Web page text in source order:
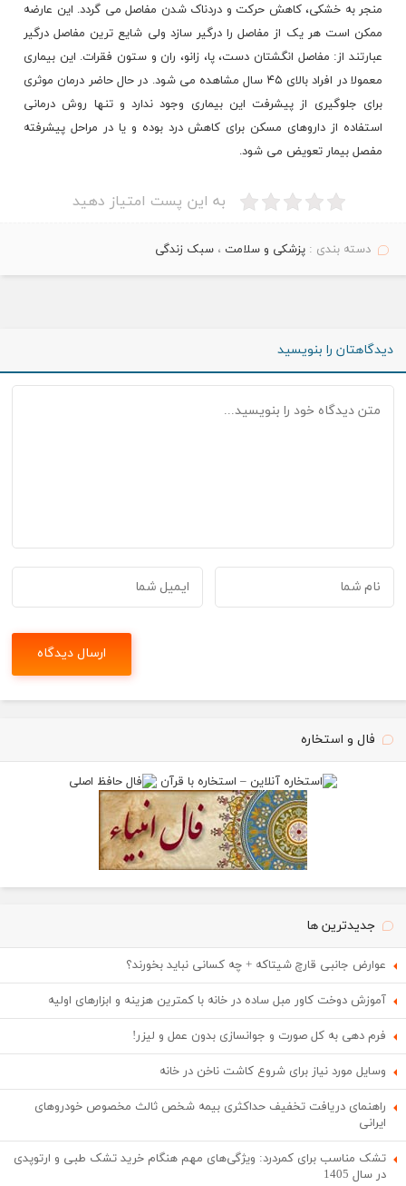
منجر به خشکی، کاهش حرکت و دردناک شدن مفاصل می گردد. این عارضه
ممکن است هر یک از مفاصل را درگیر سازد ولی شایع ترین مفاصل درگیر
عبارتند از: مفاصل انگشتان دست، پا، زانو، ران و ستون فقرات. این بیماری
معمولا در افراد بالای ۴۵ سال مشاهده می شود. در حال حاضر درمان موثری
برای جلوگیری از پیشرفت این بیماری وجود ندارد و تنها روش درمانی
استفاده از داروهای مسکن برای کاهش درد بوده و یا در مراحل پیشرفته
مفصل بیمار تعویض می شود.
به این پست امتیاز دهید
دسته بندی :پزشکی و سلامت ،سبک زندگی
دیدگاهتان را بنویسید
فال و استخاره
جدیدترین ها
عوارض جانبی قارچ شیتاکه + چه کسانی نباید بخورند؟
آموزش دوخت کاور مبل ساده در خانه با کمترین هزینه و ابزارهای اولیه
فرم دهی به کل صورت و جوانسازی بدون عمل و لیزر!
وسایل مورد نیاز برای شروع کاشت ناخن در خانه
راهنمای دریافت تخفیف حداکثری بیمه شخص ثالث مخصوص خودروهای
ایرانی
تشک مناسب برای کمردرد: ویژگی‌های مهم هنگام خرید تشک طبی و ارتوپدی
در سال 1405